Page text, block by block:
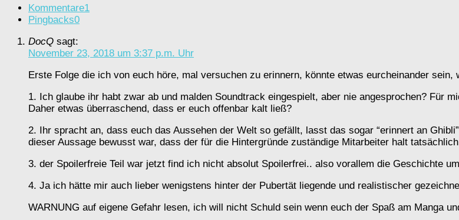
Kommentare1
Pingbacks0
DocQ sagt:
November 23, 2018 um 3:37 p.m. Uhr
Erste Folge die ich von euch höre, mal versuchen zu erinnern, könnte etwas eurcheinander
1. Ich glaube ihr habt zwar ab und malden Soundtrack eingespielt, aber nie angesprochen? Für
Daher etwas überraschend, dass er euch offenbar kalt ließ?
2. Ihr spracht an, dass euch das Aussehen der Welt so gefällt, lasst das sogar “erinnert an
dieser Aussage bewusst war, dass der für die Hintergründe zuständige Mitarbeiter halt
3. der Spoilerfreie Teil war jetzt find ich nicht absolut Spoilerfrei.. also vorallem die Geschichte
4. Ja ich hätte mir auch lieber wenigstens hinter der Pubertät liegende und realistischer
WARNUNG auf eigene Gefahr lesen, ich will nicht Schuld sein wenn euch der Spaß am Manga